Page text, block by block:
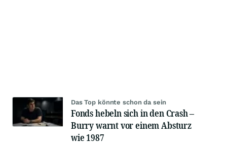
Das Top könnte schon da sein
Fonds hebeln sich in den Crash –
Burry warnt vor einem Absturz
wie 1987